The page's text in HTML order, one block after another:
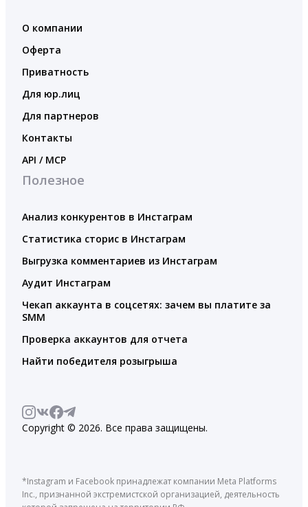
О компании
Оферта
Приватность
Для юр.лиц
Для партнеров
Контакты
API / MCP
Полезное
Анализ конкурентов в Инстаграм
Статистика сторис в Инстаграм
Выгрузка комментариев из Инстаграм
Аудит Инстаграм
Чекап аккаунта в соцсетях: зачем вы платите за
SMM
Проверка аккаунтов для отчета
Найти победителя розыгрыша
Copyright © 2026. Все права защищены.
*Instagram и Facebook принадлежат компании Meta Platforms
Inc., признанной экстремистской организацией, деятельность